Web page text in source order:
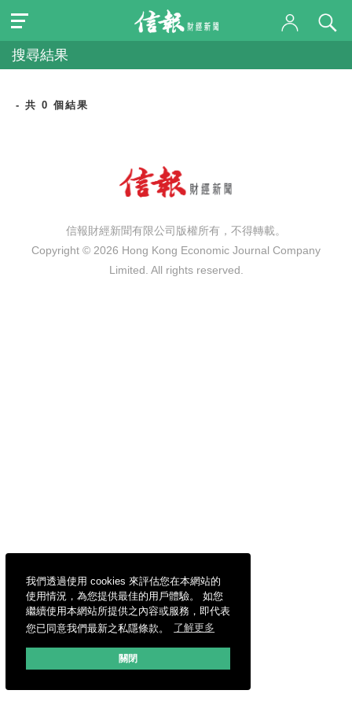
我們透過使用 cookies 來評估您在本網站的
使用情況，為您提供最佳的用戶體驗。 如您
繼續使用本網站所提供之內容或服務，即代表
您已同意我們最新之私隱條款。
了解更多
關閉
搜尋結果
- 共 0 個結果
信報財經新聞有限公司版權所有，不得轉載。
Copyright © 2026 Hong Kong Economic Journal Company
Limited. All rights reserved.